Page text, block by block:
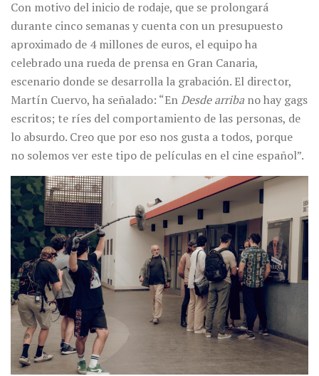
Con motivo del inicio de rodaje, que se prolongará
durante cinco semanas y cuenta con un presupuesto
aproximado de 4 millones de euros, el equipo ha
celebrado una rueda de prensa en Gran Canaria,
escenario donde se desarrolla la grabación. El director,
Martín Cuervo, ha señalado: “EnDesde arriba no hay gags
escritos; te ríes del comportamiento de las personas, de
lo absurdo. Creo que por eso nos gusta a todos, porque
no solemos ver este tipo de películas en el cine español”.